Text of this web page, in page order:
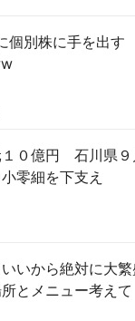
個別株に手を出す
０億円 石川県９
零細を下支え
いから絶対に大繁
とメニュー考えて